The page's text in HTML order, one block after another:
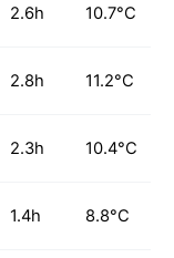
2.6h 10.7°C
2.8h 11.2°C
2.3h 10.4°C
1.4h 8.8°C